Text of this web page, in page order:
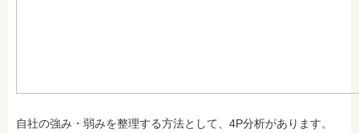
自社の強み・弱みを整理する方法として、4P分析があります。